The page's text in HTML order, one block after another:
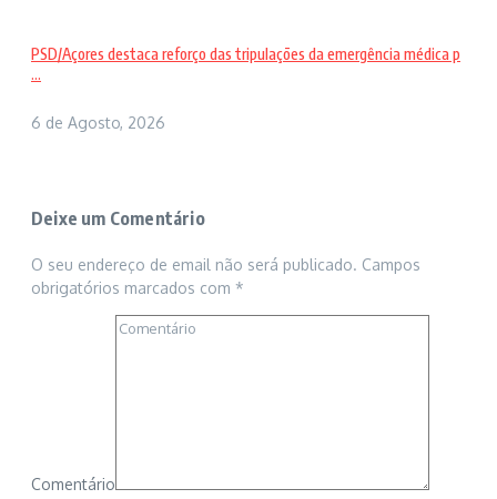
PSD/Açores destaca reforço das tripulações da emergência médica p
...
6 de Agosto, 2026
Deixe um Comentário
O seu endereço de email não será publicado. Campos
obrigatórios marcados com *
Comentário